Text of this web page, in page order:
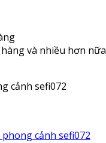
và nhiều hơn nữa
cảnh sefi072
cảnh sefi072